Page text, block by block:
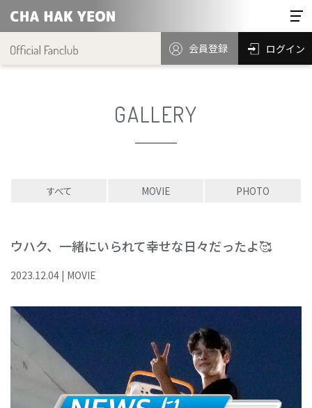
会員登録 ログイン
GALLERY
すべて MOVIE PHOTO
ウハク、一緒にいられて幸せな日々だったよ🥰
2023.12.04 | MOVIE